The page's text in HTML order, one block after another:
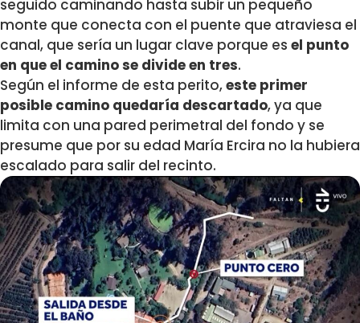
seguido caminando hasta subir un pequeño
monte que conecta con el puente que atraviesa el
canal, que sería un lugar clave porque es el punto
en que el camino se divide en tres.
Según el informe de esta perito,este primer
posible camino quedaría descartado, ya que
limita con una pared perimetral del fondo y se
presume que por su edad María Ercira no la hubiera
escalado para salir del recinto.